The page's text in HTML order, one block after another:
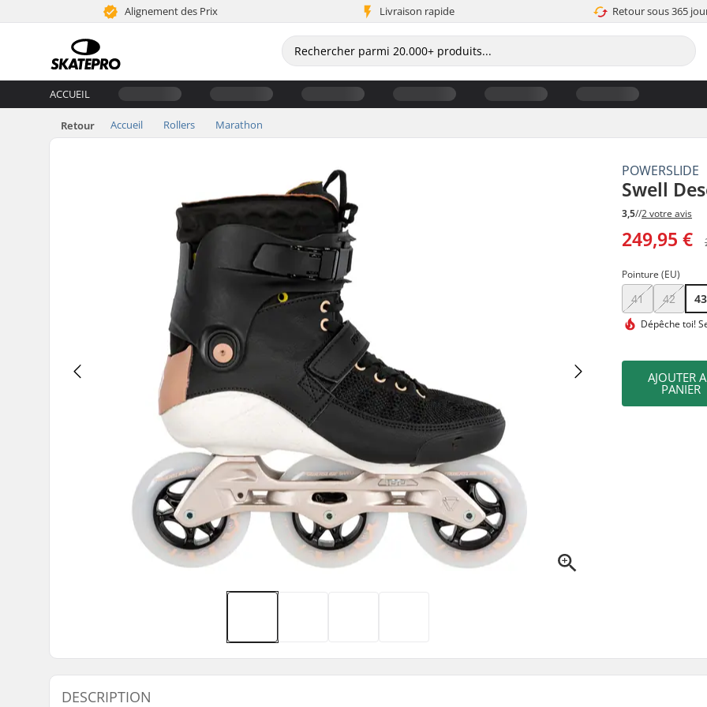
Alignement des Prix Livraison rapide Retour sous 365
ACCUEIL
Retour Accueil Rollers Marathon
POWERSLIDE
Swell
3,5//2 votre avis
249,95 €
Pointure (EU)
41 42 43
Dépêche toi!
AJOUTER
PANIER
DESCRIPTION